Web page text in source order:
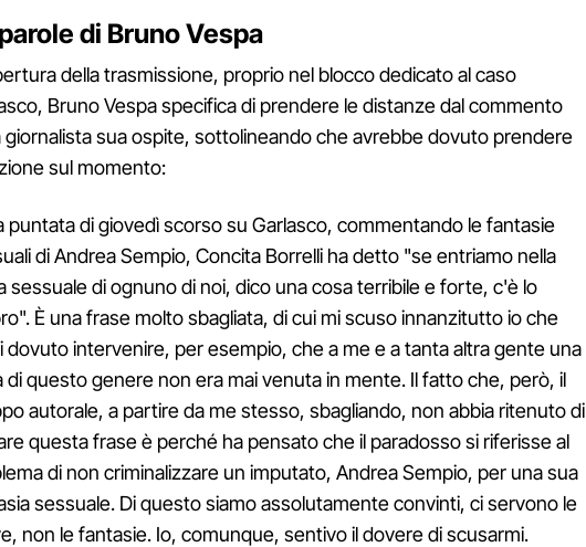
di Bruno Vespa
della trasmissione, proprio nel blocco dedicato al caso
Bruno Vespa specifica di prendere le distanze dal commento
giornalista sua ospite, sottolineando che avrebbe dovuto prendere
sul momento:
puntata di giovedì scorso su Garlasco, commentando le fantasie
di Andrea Sempio, Concita Borrelli ha detto "se entriamo nella
sessuale di ognuno di noi, dico una cosa terribile e forte, c'è lo
È una frase molto sbagliata, di cui mi scuso innanzitutto io che
dovuto intervenire, per esempio, che a me e a tanta altra gente una
di questo genere non era mai venuta in mente. Il fatto che, però, il
autorale, a partire da me stesso, sbagliando, non abbia ritenuto di
questa frase è perché ha pensato che il paradosso si riferisse al
di non criminalizzare un imputato, Andrea Sempio, per una sua
sessuale. Di questo siamo assolutamente convinti, ci servono le
non le fantasie. Io, comunque, sentivo il dovere di scusarmi.